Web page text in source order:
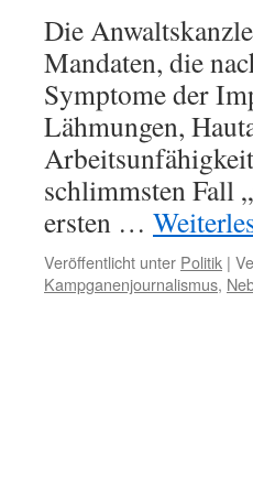
Die
Mandaten, die
Symptome der
Lähmungen,
schlimmsten Fall
ersten …
Veröffentlicht unter Politik |
Kampganenjournalismus,